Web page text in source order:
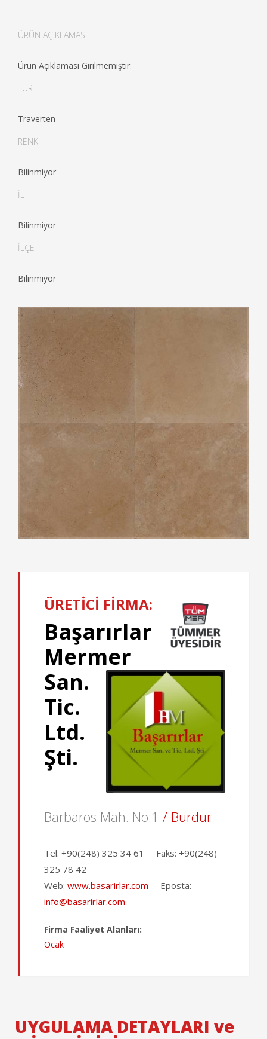
ÜRÜN AÇIKLAMASI
Ürün Açıklaması Girilmemiştir.
TÜR
Traverten
RENK
Bilinmiyor
İL
Bilinmiyor
İLÇE
Bilinmiyor
ÜRETİCİ FİRMA:
Başarırlar
Mermer
San.
Tic.
Ltd.
Şti.
Barbaros Mah. No:1 / Burdur
Tel: +90(248) 325 34 61 Faks: +90(248)
325 78 42
Web: www.basarirlar.com Eposta:
info@basarirlar.com
Firma Faaliyet Alanları:
Ocak
UYGULAMA DETAYLARI ve